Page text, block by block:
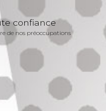
confiance
de nos préoccupations